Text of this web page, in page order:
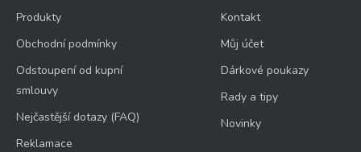
Produkty
Obchodní podmínky
Odstoupení od kupní
smlouvy
Nejčastější dotazy (FAQ)
Reklamace
Kontakt
Můj účet
Dárkové poukazy
Rady a tipy
Novinky